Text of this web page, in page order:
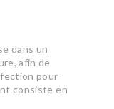
dans un
afin de
pour
consiste en